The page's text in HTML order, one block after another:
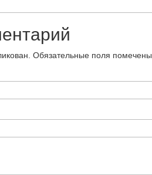
Обязательные поля помечены